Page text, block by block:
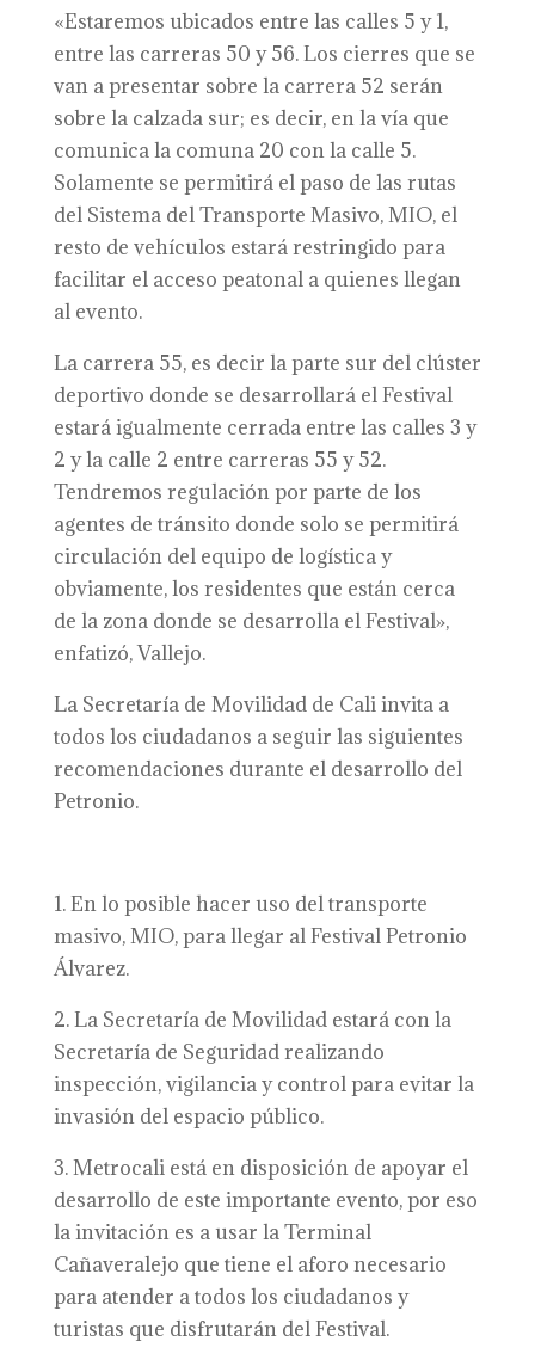
«Estaremos ubicados entre las calles 5 y 1,
entre las carreras 50 y 56. Los cierres que se
van a presentar sobre la carrera 52 serán
sobre la calzada sur; es decir, en la vía que
comunica la comuna 20 con la calle 5.
Solamente se permitirá el paso de las rutas
del Sistema del Transporte Masivo, MIO, el
resto de vehículos estará restringido para
facilitar el acceso peatonal a quienes llegan
al evento.
La carrera 55, es decir la parte sur del clúster
deportivo donde se desarrollará el Festival
estará igualmente cerrada entre las calles 3 y
2 y la calle 2 entre carreras 55 y 52.
Tendremos regulación por parte de los
agentes de tránsito donde solo se permitirá
circulación del equipo de logística y
obviamente, los residentes que están cerca
de la zona donde se desarrolla el Festival»,
enfatizó, Vallejo.
La Secretaría de Movilidad de Cali invita a
todos los ciudadanos a seguir las siguientes
recomendaciones durante el desarrollo del
Petronio.
1. En lo posible hacer uso del transporte
masivo, MIO, para llegar al Festival Petronio
Álvarez.
2. La Secretaría de Movilidad estará con la
Secretaría de Seguridad realizando
inspección, vigilancia y control para evitar la
invasión del espacio público.
3. Metrocali está en disposición de apoyar el
desarrollo de este importante evento, por eso
la invitación es a usar la Terminal
Cañaveralejo que tiene el aforo necesario
para atender a todos los ciudadanos y
turistas que disfrutarán del Festival.